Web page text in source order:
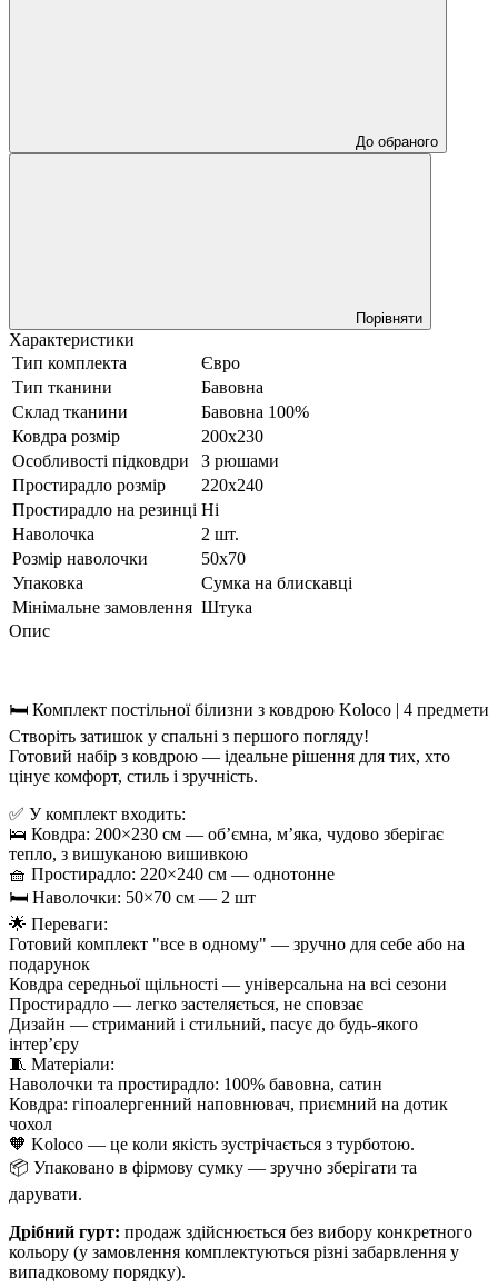
До обраного
Порівняти
Характеристики
Тип комплекта
Євро
Тип тканини
Бавовна
Склад тканини
Бавовна 100%
Ковдра розмір
200х230
Особливості підковдри
З рюшами
Простирадло розмір
220х240
Простирадло на резинці Ні
Наволочка
2 шт.
Розмір наволочки
50х70
Упаковка
Сумка на блискавці
Мінімальне замовлення Штука
Опис
🛏 Комплект постільної білизни з ковдрою Koloco | 4 предмети
Створіть затишок у спальні з першого погляду!
Готовий набір з ковдрою — ідеальне рішення для тих, хто
цінує комфорт, стиль і зручність.
✅ У комплект входить:
🛌 Ковдра: 200×230 см — об’ємна, м’яка, чудово зберігає
тепло, з вишуканою вишивкою
🧺 Простирадло: 220×240 см — однотонне
🛏 Наволочки: 50×70 см — 2 шт
🌟 Переваги:
Готовий комплект "все в одному" — зручно для себе або на
подарунок
Ковдра середньої щільності — універсальна на всі сезони
Простирадло — легко застеляється, не сповзає
Дизайн — стриманий і стильний, пасує до будь-якого
інтер’єру
🧵 Матеріали:
Наволочки та простирадло: 100% бавовна, сатин
Ковдра: гіпоалергенний наповнювач, приємний на дотик
чохол
🧡 Koloco — це коли якість зустрічається з турботою.
📦 Упаковано в фірмову сумку — зручно зберігати та
дарувати.
Дрібний гурт: продаж здійснюється без вибору конкретного
кольору (у замовлення комплектуються різні забарвлення у
випадковому порядку).